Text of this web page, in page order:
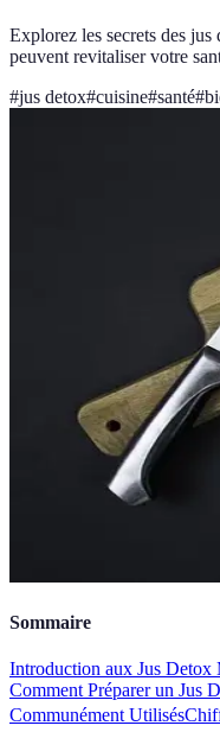
Explorez les secrets des
peuvent revitaliser votre
#jus detox#cuisine#santé#
Sommaire
Introduction aux Jus Detox
Comment Préparer un Jus
Communément Utilisés